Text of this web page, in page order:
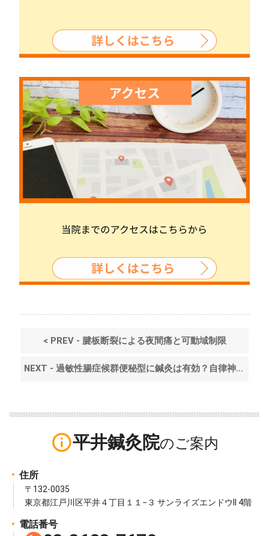
< PREV - 腱板断裂による夜間痛と可動域制限
NEXT - 過敏性腸症候群便秘型に鍼灸は有効？自律神経を整えて腸を改善 >
info_outline平井鍼灸院
住所
〒132-0035
東京都江戸川区平井４丁目１１−３ サンライズエンドウII 4階
電話番号